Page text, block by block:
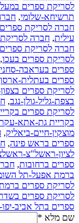
לסריקת ספרים
תרשיחא-שלומי,
חברה לסריקת
עילית, חברה לסריקת
חברה לסריקת
לסריקת ספרים בעכו,
ספרים בעראבה-
ספרים בעתלית-
לסריקת ספרים
בצפת-גליל-גולן-נגב,
לסריקת ספרים
בקריית גת-אתא-
מוצקין-חיים-ביאליק,
ספרים בראש פינה,
לציון-ראשל"צ-
ספרים ברחובות,
ברמת אפעל-תל
לסריקת ספרים
לסריקת ספרים
ספרים בתל אביב-
שם מלא *